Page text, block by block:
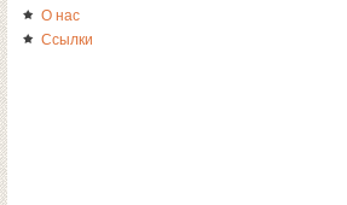
О нас
Ссылки